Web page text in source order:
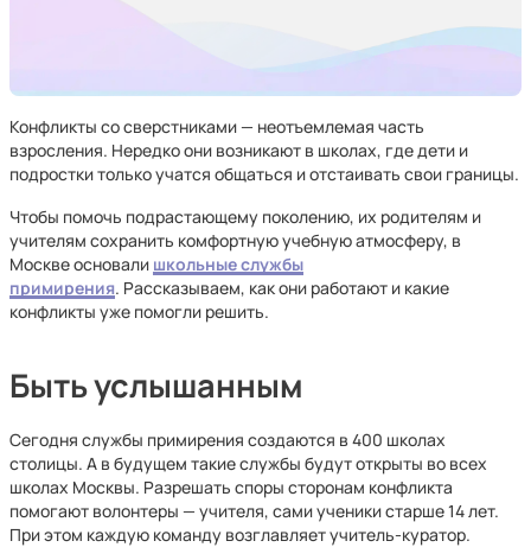
Конфликты со сверстниками — неотъемлемая часть
взросления. Нередко они возникают в школах, где дети и
подростки только учатся общаться и отстаивать свои границы.
Чтобы помочь подрастающему поколению, их родителям и
учителям сохранить комфортную учебную атмосферу, в
Москве основали школьные службы
примирения. Рассказываем, как они работают и какие
конфликты уже помогли решить.
Быть услышанным
Сегодня службы примирения создаются в 400 школах
столицы. А в будущем такие службы будут открыты во всех
школах Москвы. Разрешать споры сторонам конфликта
помогают волонтеры — учителя, сами ученики старше 14 лет.
При этом каждую команду возглавляет учитель-куратор.